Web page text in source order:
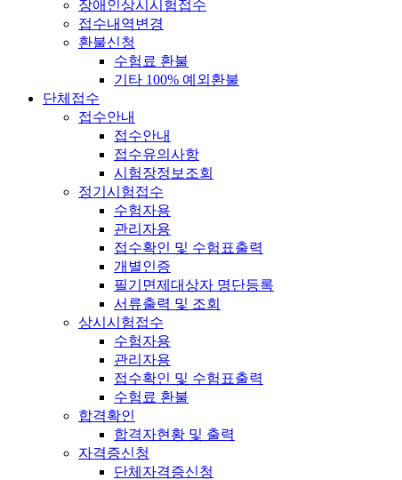
장애인상시시험접수
접수내역변경
환불신청
수험료 환불
기타 100% 예외환불
단체접수
접수안내
접수안내
접수유의사항
시험장정보조회
정기시험접수
수험자용
관리자용
접수확인 및 수험표출력
개별인증
필기면제대상자 명단등록
서류출력 및 조회
상시시험접수
수험자용
관리자용
접수확인 및 수험표출력
수험료 환불
합격확인
합격자현황 및 출력
자격증신청
단체자격증신청